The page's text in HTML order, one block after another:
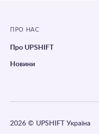
ПРО НАС
Про UPSHIFT
Новини
2026 © UPSHIFT Україна